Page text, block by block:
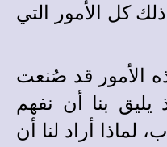
كل الأمور التي
الأمور قد صُنعت
يليق بنا أن نفهم
لماذا أراد لنا أن